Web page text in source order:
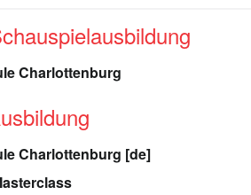
Charlottenburg
Charlottenburg [de]